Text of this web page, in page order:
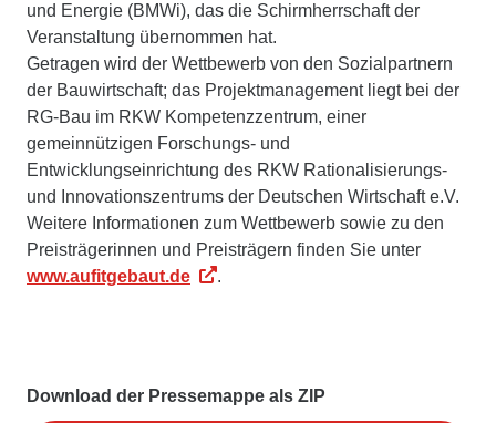
und Energie (BMWi), das die Schirmherrschaft der
Veranstaltung übernommen hat.
Getragen wird der Wettbewerb von den Sozialpartnern
der Bauwirtschaft; das Projektmanagement liegt bei der
RG-Bau im RKW Kompetenzzentrum, einer
gemeinnützigen Forschungs- und
Entwicklungseinrichtung des RKW Rationalisierungs-
und Innovationszentrums der Deutschen Wirtschaft e.V.
Weitere Informationen zum Wettbewerb sowie zu den
Preisträgerinnen und Preisträgern finden Sie unter
www.aufitgebaut.de
.
Download der Pressemappe als ZIP